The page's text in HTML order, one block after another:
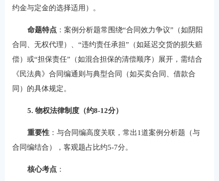
约金与定金的选择适用）。
命题特点：案例分析题常围绕“合同效力争议”（如阴阳
合同、无权代理）、“违约责任承担”（如延迟交货的损失赔
偿）或“担保责任”（如混合担保的清偿顺序）展开，需结合
《民法典》合同编通则与典型合同（如买卖合同、借款合
同）的具体规定。
5. 物权法律制度（约8-12分）
重要性：与合同编高度关联，常出1道案例分析题（与
合同编结合），客观题占比约5-7分。
核心考点：